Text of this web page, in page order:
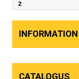
2
INFORMATION
CATALOGUS